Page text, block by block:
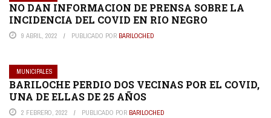
NO DAN INFORMACION DE PRENSA SOBRE LA
INCIDENCIA DEL COVID EN RIO NEGRO
9 ABRIL, 2022 PUBLICADO POR BARILOCHED
MUNICIPALES
BARILOCHE PERDIO DOS VECINAS POR EL COVID,
UNA DE ELLAS DE 25 AÑOS
2 FEBRERO, 2022 PUBLICADO POR BARILOCHED